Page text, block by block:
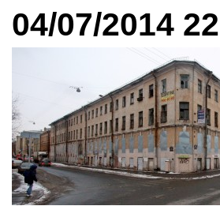
04/07/2014